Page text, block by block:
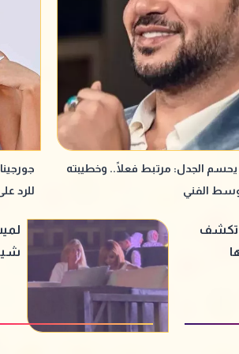
الجدل: مرتبط فعلًا.. وخطيبته
الفني
للرد
تكشف